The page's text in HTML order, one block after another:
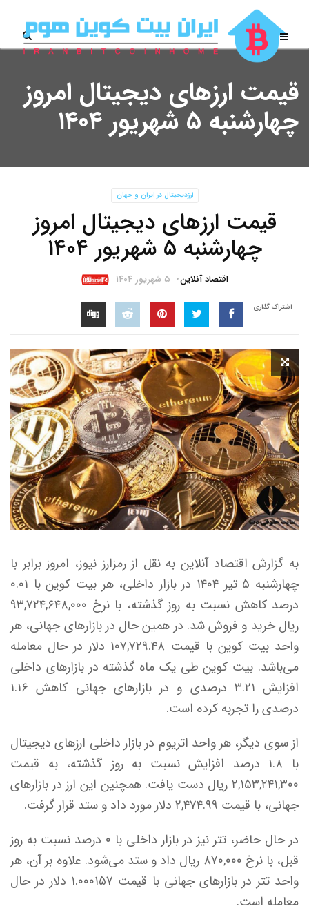
قیمت ارز‌های دیجیتال امروز
چهارشنبه ۵ شهریور ۱۴۰۴
ارزدیجیتال در ایران و جهان
قیمت ارز‌های دیجیتال امروز
چهارشنبه ۵ شهریور ۱۴۰۴
اقتصاد آنلاین ۵ شهریور ۱۴۰۴
اشتراک گذاری
به گزارش اقتصاد آنلاین به نقل از رمزارز نیوز، امروز برابر با
چهارشنبه ۵ تیر ۱۴۰۴ در بازار داخلی، هر بیت کوین با ۰.۰۱
درصد کاهش نسبت به روز گذشته، با نرخ ۹۳,۷۲۴,۶۴۸,۰۰۰
ریال خرید و فروش شد. در همین حال در بازار‌های جهانی، هر
واحد بیت کوین با قیمت ۱۰۷,۷۲۹.۴۸ دلار در حال معامله
می‌باشد. بیت کوین طی یک ماه گذشته در بازار‌های داخلی
افزایش ۳.۲۱ درصدی و در بازار‌های جهانی کاهش ۱.۱۶
درصدی را تجربه کرده است.
از سوی دیگر، هر واحد اتریوم در بازار داخلی ارز‌های دیجیتال
با ۱.۸ درصد افزایش نسبت به روز گذشته، به قیمت
۲,۱۵۳,۲۴۱,۳۰۰ ریال دست یافت. همچنین این ارز در بازار‌های
جهانی، با قیمت ۲,۴۷۴.۹۹ دلار مورد داد و ستد قرار گرفت.
در حال حاضر، تتر نیز در بازار داخلی با ۰ درصد نسبت به روز
قبل، با نرخ ۸۷۰,۰۰۰ ریال داد و ستد می‌شود. علاوه بر آن، هر
واحد تتر در بازار‌های جهانی با قیمت ۱.۰۰۰۱۵۷ دلار در حال
معامله است.